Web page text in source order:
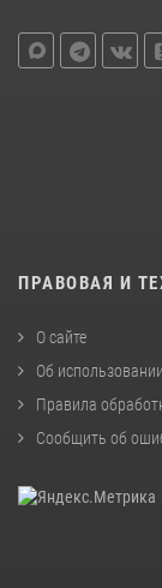
ПРАВОВАЯ И
О сайте
Об
Правила
Сообщить об